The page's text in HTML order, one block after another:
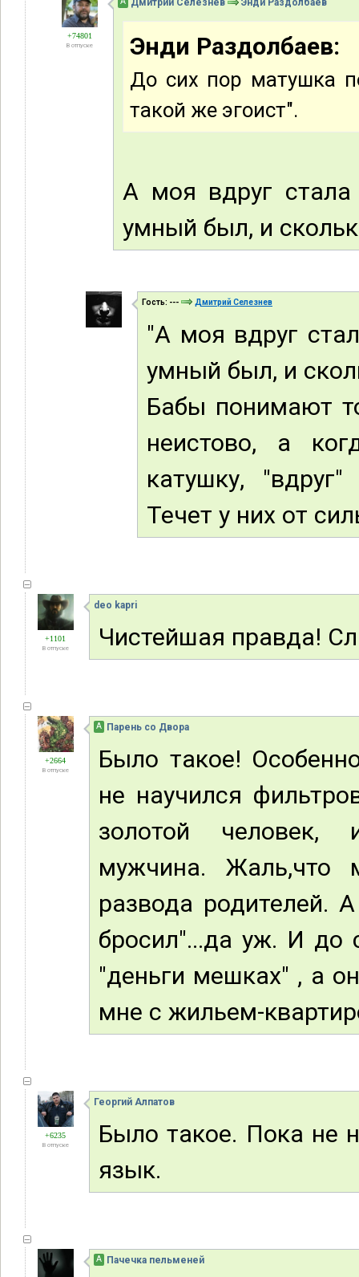
+74801
В отпуске
Дмитрий Селезнев Энди Раздолбаев
Энди Раздолбаев:
До сих пор матушка
такой же эгоист".
А моя вдруг
умный был, и
Гость: --- Дмитрий Селезнев
"А моя вдруг
умный был, и
Бабы понимают
неистово, а
катушку,
Течет у них от
+1101
В отпуске
deo kapri
Чистейшая правда!
+2664
В отпуске
А Парень со Двора
Было такое!
не научился
золотой человек,
мужчина. Жаль,что
развода родителей.
бросил"...да уж. И до
"деньги мешках" , а
мне с жильем-
+6235
В отпуске
Георгий Алпатов
Было такое. Пока не
язык.
А Пачечка пельменей